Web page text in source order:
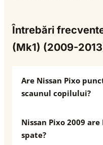
Întrebări
(Mk1) (2009-
Are Nissan Pixo
scaunul copilului?
Nissan Pixo 2009
spate?